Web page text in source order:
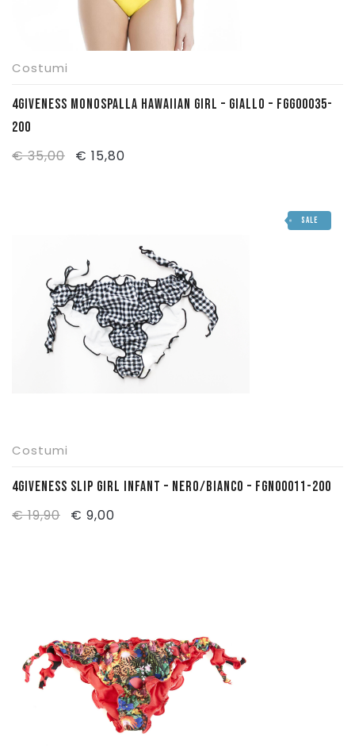
Costumi
4GIVENESS MONOSPALLA HAWAIIAN GIRL – GIALLO – FGG00035-
200
€35,00
Il
€ 15,80
€ 15,80.
SALE
Costumi
4GIVENESS SLIP GIRL INFANT – NERO/BIANCO – FGN00011-200
€19,90
Il
€ 9,00